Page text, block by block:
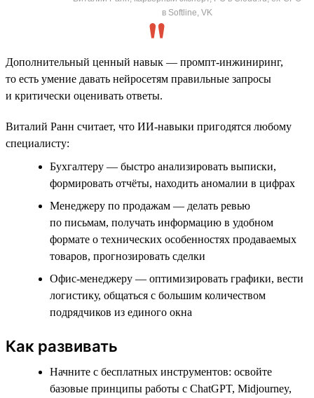
в Softline, VK
Дополнительный ценный навык — промпт-инжиниринг,
то есть умение давать нейросетям правильные запросы
и критически оценивать ответы.
Виталий Ранн считает, что ИИ-навыки пригодятся любому
специалисту:
Бухгалтеру — быстро анализировать выписки,
формировать отчёты, находить аномалии в цифрах
Менеджеру по продажам — делать ревью
по письмам, получать информацию в удобном
формате о технических особенностях продаваемых
товаров, прогнозировать сделки
Офис-менеджеру — оптимизировать графики, вести
логистику, общаться с большим количеством
подрядчиков из единого окна
Как развивать
Начните с бесплатных инструментов: освойте
базовые принципы работы с ChatGPT, Midjourney,